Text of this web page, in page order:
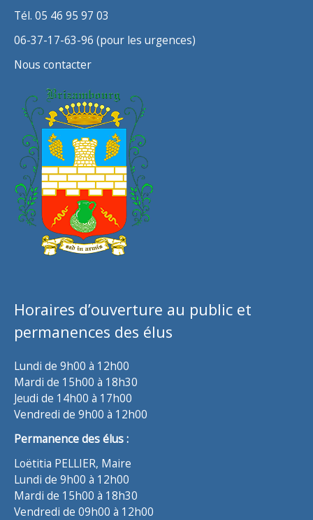
Tél. 05 46 95 97 03
06-37-17-63-96 (pour les urgences)
Nous contacter
Horaires d’ouverture au public et
permanences des élus
Lundi de 9h00 à 12h00
Mardi de 15h00 à 18h30
Jeudi de 14h00 à 17h00
Vendredi de 9h00 à 12h00
Permanence des élus :
Loëtitia PELLIER, Maire
Lundi de 9h00 à 12h00
Mardi de 15h00 à 18h30
Vendredi de 09h00 à 12h00